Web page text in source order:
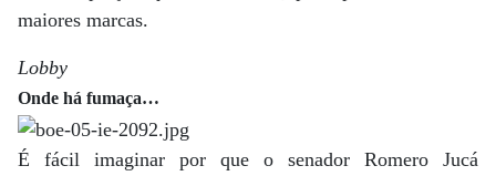
maiores marcas.
Lobby
Onde há fumaça…
É fácil imaginar por que o senador Romero Jucá